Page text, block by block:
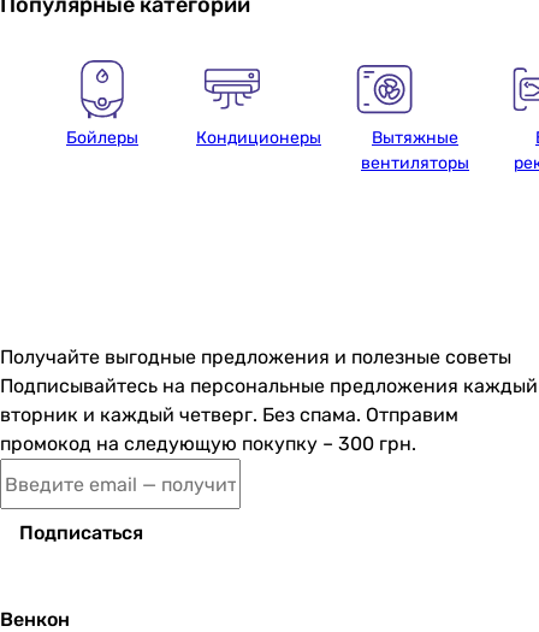
Бойлеры Кондиционеры
Вытяжные
вентиляторы
Получайте выгодные предложения и полезные советы
Подписывайтесь на персональные предложения каждый
вторник и каждый четверг. Без спама. Отправим
промокод на следующую покупку – 300 грн.
Подписаться
Венкон